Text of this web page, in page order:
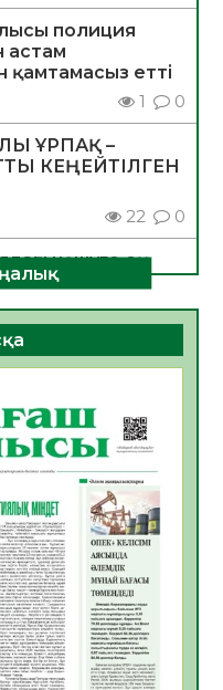
полиция
астам
қамтамасыз етті
1 0
ҰРПАҚ –
КЕҢЕЙТІЛГЕН
22 0
көшуге ең
26 0
сақтау – әр
22
аясында
жобасы
21
интеллект
өтті